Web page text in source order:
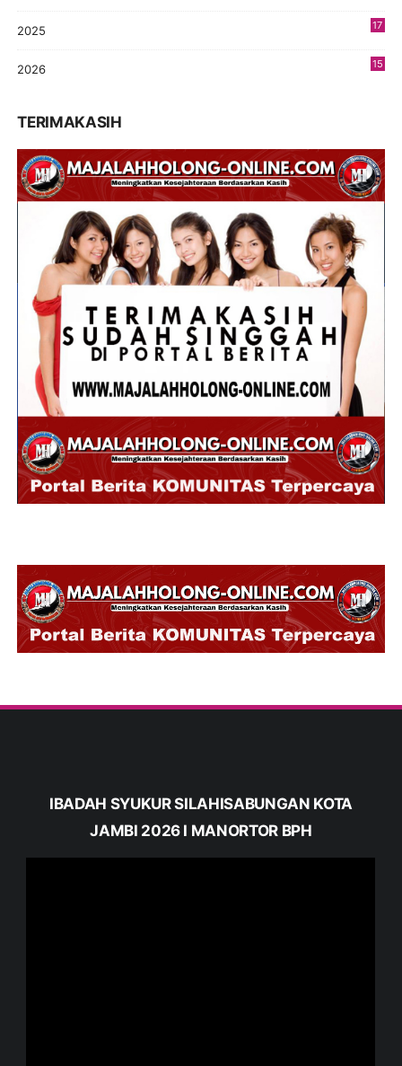
2025
17
2026
15
TERIMAKASIH
IBADAH SYUKUR SILAHISABUNGAN KOTA
JAMBI 2026 I MANORTOR BPH